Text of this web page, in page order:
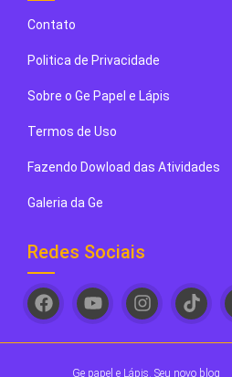
Contato
Politica de Privacidade
Sobre o Ge Papel e Lápis
Termos de Uso
Fazendo Dowload das Atividades
Galeria da Ge
Redes Sociais
Ge papel e Lápis. Seu novo blog